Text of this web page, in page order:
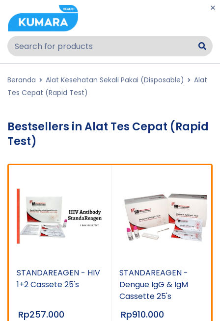
Beranda Alat Kesehatan Sekali Pakai (Disposable)
Alat
Tes Cepat (Rapid Test)
Bestsellers in Alat Tes Cepat (Rapid
Test)
STANDAREAGEN - HIV
1+2 Cassete 25's
Rp257.000
STANDAREAGEN -
Dengue IgG & IgM
Cassette 25's
Rp910.000